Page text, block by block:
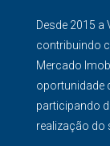
Desde 2015
contribuindo
Mercado
oportunidade
participando
realização do